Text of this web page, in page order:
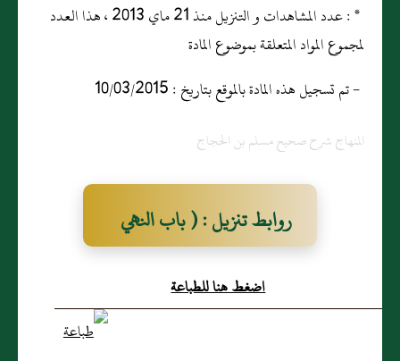
* : عدد المشاهدات و التنزيل منذ 21 ماي 2013 ، هذا العدد
لمجموع المواد المتعلقة بموضوع المادة
- تم تسجيل هذه المادة بالموقع بتاريخ : 10/03/2015
المنهاج شرح صحيح مسلم بن الحجاج
روابط تنزيل : ( باب النهي
عن رفع البصر إلى السماء في
الصلاة )
اضغط هنا للطباعة